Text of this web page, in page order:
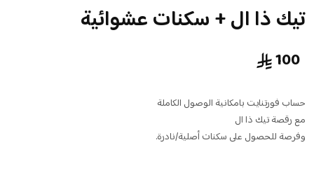
تيك ذا ال + سكنات عشوائية
100
حساب فورتنايت بامكانية الوصول الكاملة
مع رقصة تيك ذا ال
وفرصة للحصول على سكنات أصلية/نادرة.